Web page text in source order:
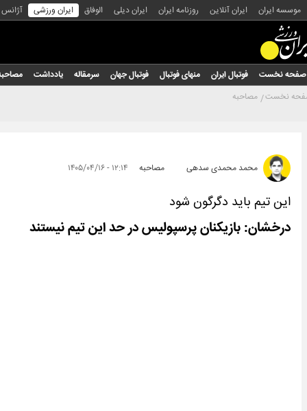
موسسه ایران ایران آنلاین روزنامه ایران ایران دیلی الوفاق ایران ورزشی
صفحه نخست فوتبال ایران منهای فوتبال فوتبال جهان سرمقاله یادداشت
نخست مصاحبه
محمد محمدی سدهی مصاحبه ۱۲:۱۴ - ۱۴۰۵/۰۴/۱۶
این تیم باید دگرگون شود
درخشان: بازیکنان پرسپولیس در حد این تیم نیستند